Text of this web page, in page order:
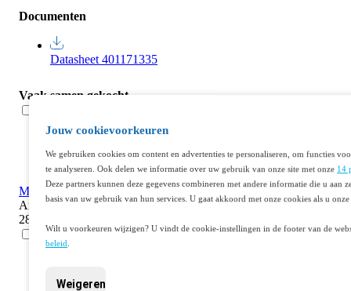
Jouw cookievoorkeuren
We gebruiken cookies om content en advertenties te personaliseren, om functies
te analyseren. Ook delen we informatie over uw gebruik van onze site met onze 14
Deze partners kunnen deze gegevens combineren met andere informatie die u aan
basis van uw gebruik van hun services. U gaat akkoord met onze cookies als u
Wilt u voorkeuren wijzigen? U vindt de cookie-instellingen in de footer van de
beleid
Weigeren
Documenten
Datasheet 401171335
Vaak samen gekocht
Mespatroon 400A NH2 per 3 stuks (51168)
Artikelnr : 401171233
28,05